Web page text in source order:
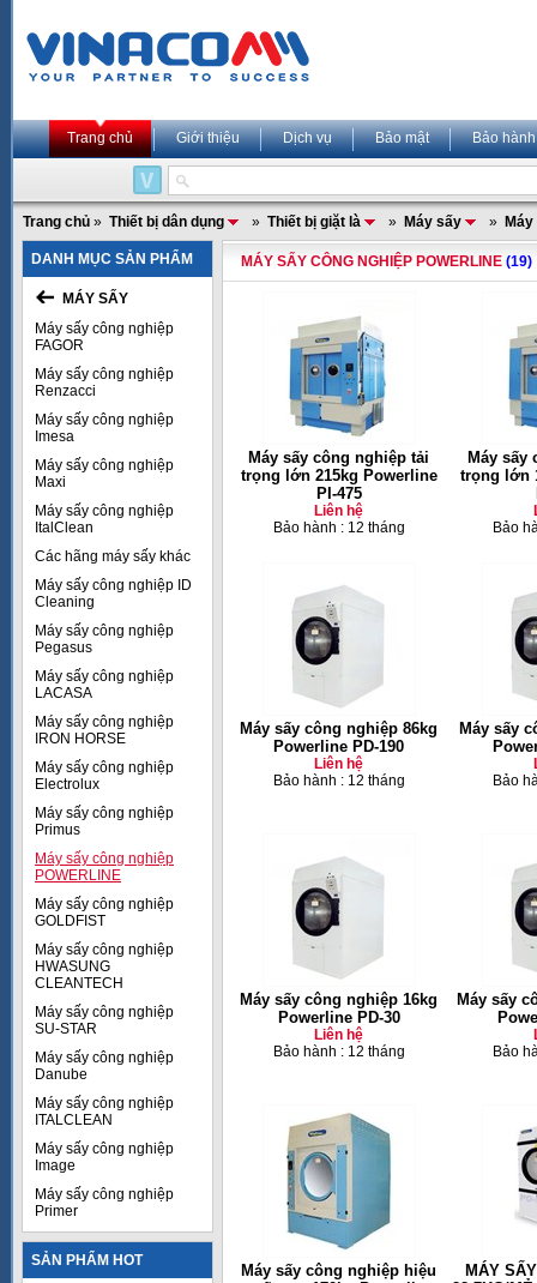
Trang chủ Giới thiệu Dịch vụ Bảo mật Bảo hành
Trang chủ » Thiết bị dân dụng » Thiết bị giặt là » Máy sấy »
DANH MỤC SẢN PHẨM
MÁY SẤY
Máy sấy công nghiệp
FAGOR
Máy sấy công nghiệp
Renzacci
Máy sấy công nghiệp
Imesa
Máy sấy công nghiệp
Maxi
Máy sấy công nghiệp
ItalClean
Các hãng máy sấy khác
Máy sấy công nghiệp ID
Cleaning
Máy sấy công nghiệp
Pegasus
Máy sấy công nghiệp
LACASA
Máy sấy công nghiệp
IRON HORSE
Máy sấy công nghiệp
Electrolux
Máy sấy công nghiệp
Primus
Máy sấy công nghiệp
POWERLINE
Máy sấy công nghiệp
GOLDFIST
Máy sấy công nghiệp
HWASUNG
CLEANTECH
Máy sấy công nghiệp
SU-STAR
Máy sấy công nghiệp
Danube
Máy sấy công nghiệp
ITALCLEAN
Máy sấy công nghiệp
Image
Máy sấy công nghiệp
Primer
SẢN PHẨM HOT
MÁY SẤY CÔNG NGHIỆP POWERLINE (19)
Máy sấy công nghiệp tải
trọng lớn 215kg Powerline
PI-475
Liên hệ
Bảo hành : 12 tháng
Máy sấy
trọng lớn
Bảo
Máy sấy công nghiệp 86kg
Powerline PD-190
Liên hệ
Bảo hành : 12 tháng
Máy sấy
Bảo
Máy sấy công nghiệp 16kg
Powerline PD-30
Liên hệ
Bảo hành : 12 tháng
Máy sấy
Bảo
Máy sấy công nghiệp hiệu
MÁY